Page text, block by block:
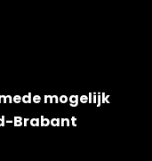
mogelijk
Brabant